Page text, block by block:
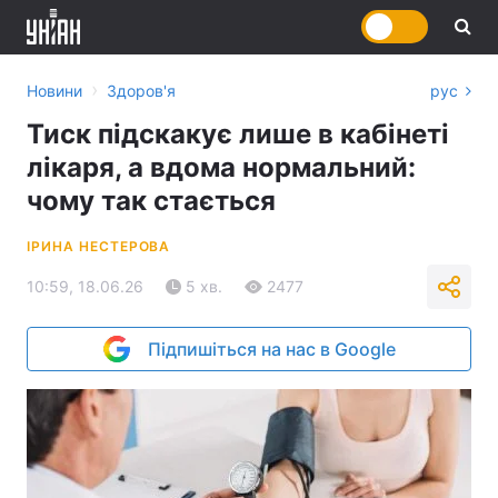
Новини › Здоров'я рус
Тиск підскакує лише в кабінеті
лікаря, а вдома нормальний:
чому так стається
ІРИНА НЕСТЕРОВА
10:59, 18.06.26 5 хв. 2477
Підпишіться на нас в Google